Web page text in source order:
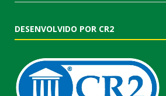
DESENVOLVIDO POR CR2